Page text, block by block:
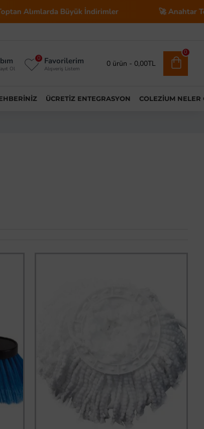
İndirimler 🚀 Anahtar Teslim E-Ticaret
Ol
Favorilerim
Alışveriş Listem
0
0 ürün - 0,00TL
0
ÜCRETIZ ENTEGRASYON COLEZIUM NELER